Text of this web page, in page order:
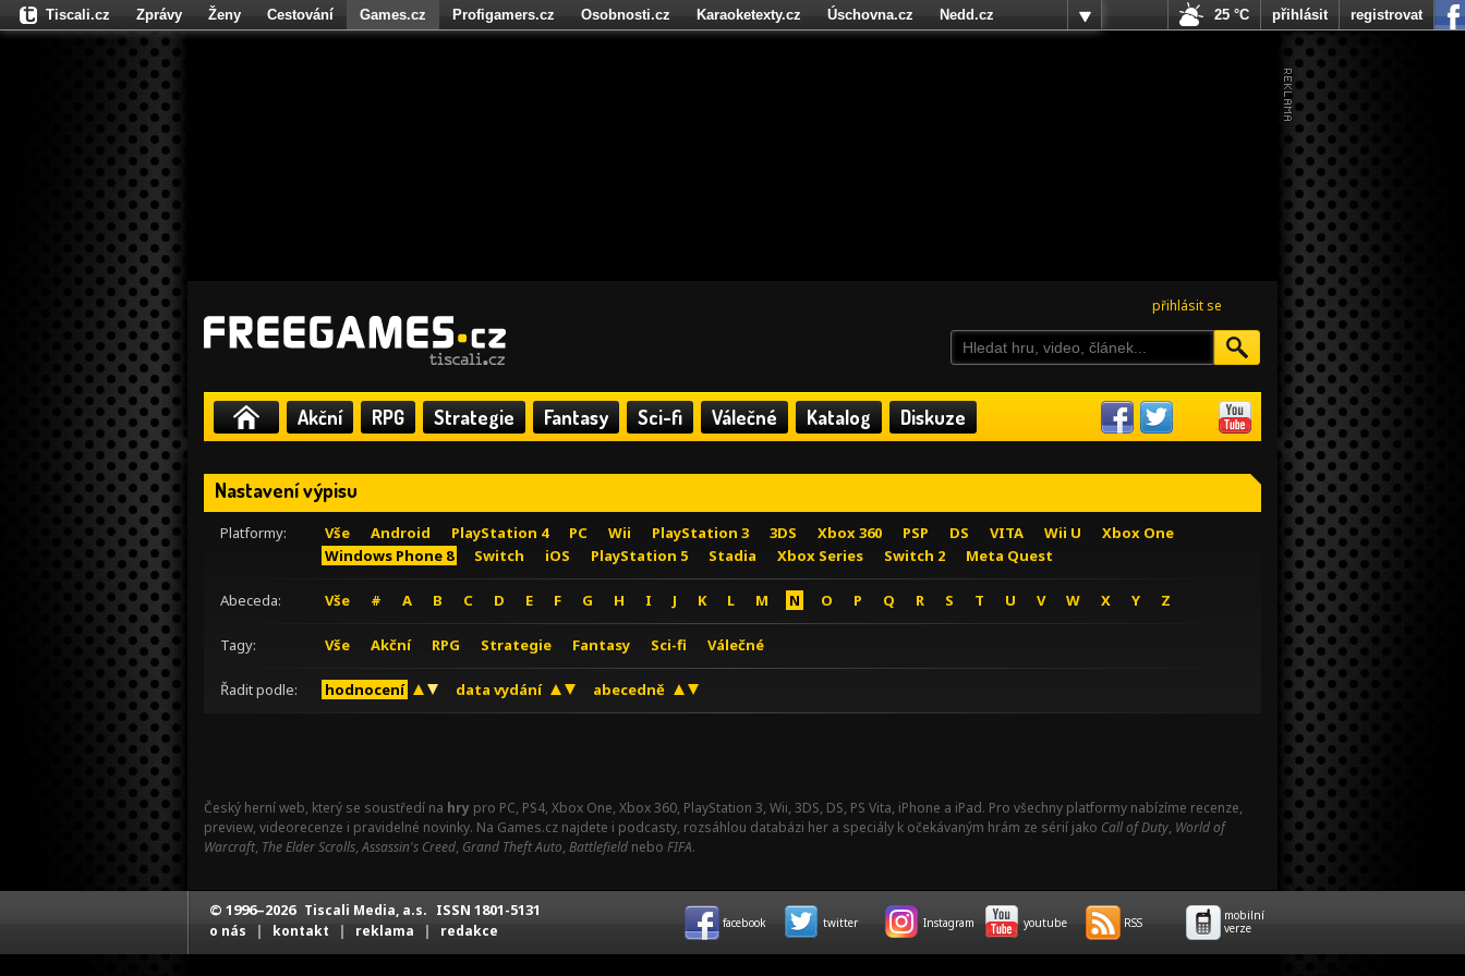
přihlásit se
Akční RPG Strategie Fantasy Sci-fi Válečné Katalog Diskuze
Nastavení výpisu
Platformy: Vše Android PlayStation 4 PC Wii PlayStation 3 3DS Xbox 360 PSP DS VITA Wii U
Xbox One
Windows Phone 8
Switch iOS PlayStation 5 Stadia Xbox Series Switch 2 Meta Quest
Abeceda: Vše # A B C D E F G H I J K L M N O P Q R S T U V W X Y Z
Tagy: Vše Akční RPG Strategie Fantasy Sci-fi Válečné
Řadit podle: hodnocení data vydání abecedně
Český herní web, který se soustředí na hry pro PC, PS4, Xbox One, Xbox 360, PlayStation 3, Wii, 3DS, DS, PS Vita, iPhone a iPad. Pro všechny platformy nabízíme recenze,
preview, videorecenze i pravidelné novinky. Na Games.cz najdete i podcasty, rozsáhlou databázi her a speciály k očekávaným hrám ze sérií jako Call of Duty, World of
Warcraft, The Elder Scrolls,Assassin's Creed, Grand Theft Auto, Battlefield nebo FIFA.
Tiscali.cz Zprávy Ženy Cestování Games.cz Profigamers.cz Osobnosti.cz Karaoketexty.cz Úschovna.cz
Nedd.cz
Fights.cz
25 °C přihlásit registrovat
© 1996–2026 Tiscali Media, a.s. ISSN 1801-5131
o nás | kontakt | reklama | redakce facebook twitter Instagram youtube RSS
mobilní
verze